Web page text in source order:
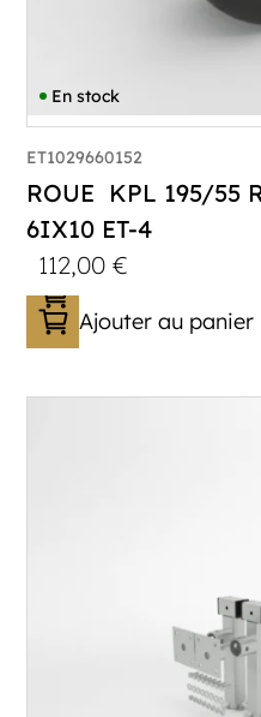
En stock
ET1029660152
ROUE KPL 195/55
6IX10 ET-4
112,00€
Ajouter au panier